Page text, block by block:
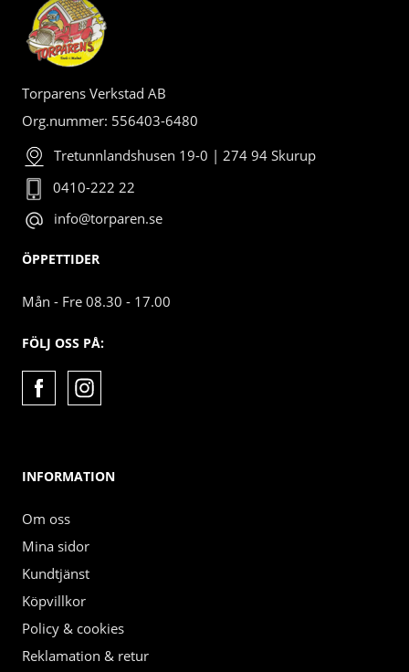
Torparens Verkstad AB
Org.nummer: 556403-6480
Tretunnlandshusen 19-0 | 274 94 Skurup
0410-222 22
info@torparen.se
ÖPPETTIDER
Mån - Fre 08.30 - 17.00
FÖLJ OSS PÅ:
INFORMATION
Om oss
Mina sidor
Kundtjänst
Köpvillkor
Policy & cookies
Reklamation & retur